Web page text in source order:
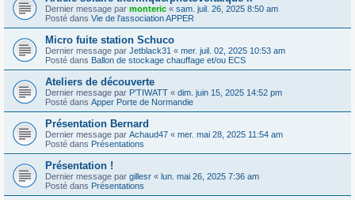
Dernier message par monteric « sam. juil. 26, 2025 8:50 am
Posté dans Vie de l'association APPER
Micro fuite station Schuco
Dernier message par Jetblack31 « mer. juil. 02, 2025 10:53 am
Posté dans Ballon de stockage chauffage et/ou ECS
Ateliers de découverte
Dernier message par P'TIWATT « dim. juin 15, 2025 14:52 pm
Posté dans Apper Porte de Normandie
Présentation Bernard
Dernier message par Achaud47 « mer. mai 28, 2025 11:54 am
Posté dans Présentations
Présentation !
Dernier message par gillesr « lun. mai 26, 2025 7:36 am
Posté dans Présentations